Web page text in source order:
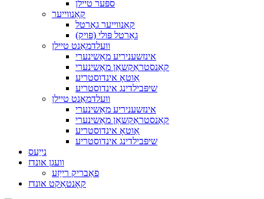
ספּער טיילן
קאַנווייער
קאַנווייער גאַרטל
גאַרטל פּולי (פּויק)
וועלדמאַנט טיילן
אינזשעניריע מאַשינערי
קאַנסטראַקשאַן מאַשינערי
אַוטאָ אינדוסטריע
שיפּבילדינג אינדוסטריע
וועלדמאַנט טיילן
אינזשעניריע מאַשינערי
קאַנסטראַקשאַן מאַשינערי
אַוטאָ אינדוסטריע
שיפּבילדינג אינדוסטריע
נייַעס
וועגן אונדז
פאַבריק רייַזע
קאָנטאַקט אונדז